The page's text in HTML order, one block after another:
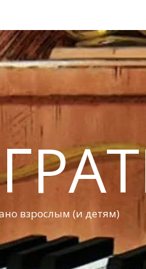
взрослым (и детям)